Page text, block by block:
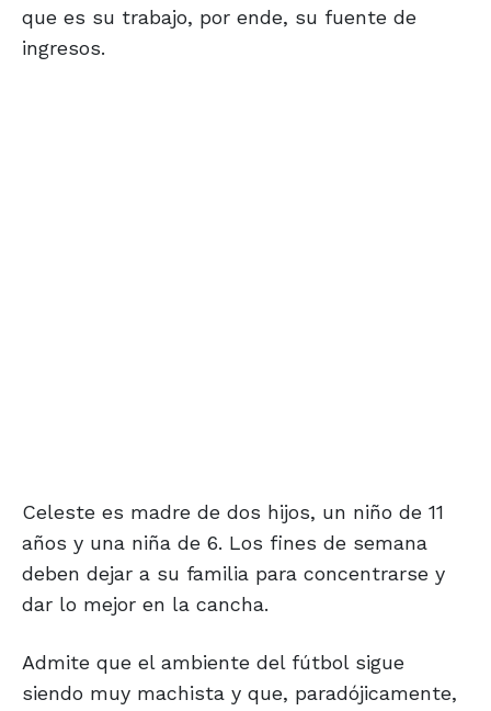
que es su trabajo, por ende, su fuente de
ingresos.
Celeste es madre de dos hijos, un niño de 11
años y una niña de 6. Los fines de semana
deben dejar a su familia para concentrarse y
dar lo mejor en la cancha.
Admite que el ambiente del fútbol sigue
siendo muy machista y que, paradójicamente,